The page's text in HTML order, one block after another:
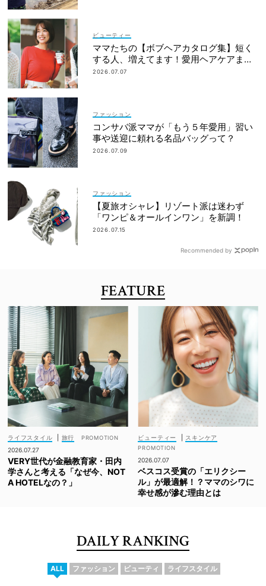
ビューティー
ママたちの【ボブヘアカタログ集】短く
する人、増えてます！愛用ヘアケアまで
全部見せ
2026.07.07
ファッション
コンサバ派ママが「もう５年愛用」習い
事や送迎に頼れる名品バッグって？
2026.07.09
ファッション
【夏旅オシャレ】リゾート派は迷わず
「ワンピ＆オールインワン」を新調！
2026.07.15
Recommended by
FEATURE
ライフスタイル
旅行
2026.07.27
VERY世代が金融教育家・田内
学さんと考える「なぜ今、NOT
A HOTELなの？」
ビューティー スキンケア
2026.07.07
ベスコス受賞の「エリクシー
ル」が最適解！？ママのシワに
幸せ感が滲む理由とは
DAILY RANKING
ALL ファッション ビューティ ライフスタイル